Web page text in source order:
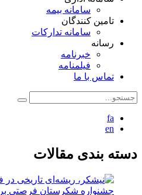
سامانه بیمه
تامین کنندگان
سامانه تدارکات
رسانه
خبرنامه
فیلمنامه
تماس با ما
fa
en
دسته بندی مقالات